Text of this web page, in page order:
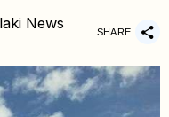
News SHARE